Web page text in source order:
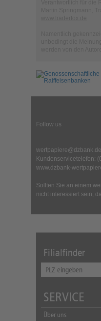
Filialfinder
SERVICE
Über uns